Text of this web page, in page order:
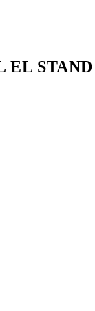
EL